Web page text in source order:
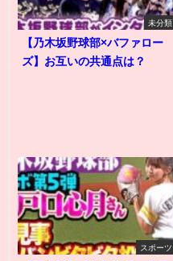
未分類
【乃木坂野球部×バファロー
ズ】お互いの共通点は？
スポーツ